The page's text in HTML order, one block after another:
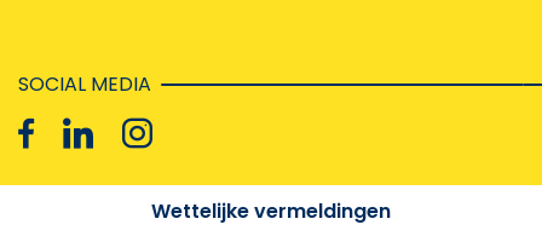
SOCIAL MEDIA
Wettelijke vermeldingen